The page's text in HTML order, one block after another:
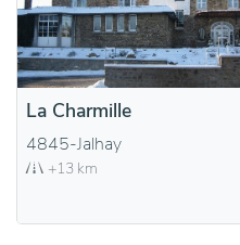
La Charmille
4845-Jalhay
+13 km